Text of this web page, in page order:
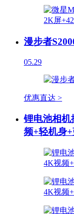
漫步者
05.29
优惠直达 >
锂电池相机
频+轻机身